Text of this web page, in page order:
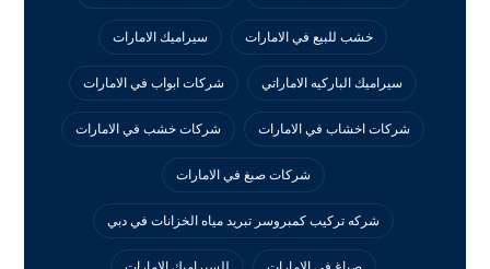
خشب للبيع في الامارات سيراميك الامارات
سيراميك الباركيه الاماراتي شركات ابواب في الامارات
شركات اخشاب في الامارات شركات خشب في الامارات
شركات صبغ في الامارات
شركه تركيب كمبروسر تبريد مياه الخزانات في دبي